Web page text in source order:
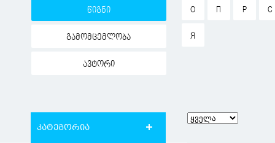
წიგნი
გამომცემლობა
ავტორი
О П Р С
Я
კატეგორია